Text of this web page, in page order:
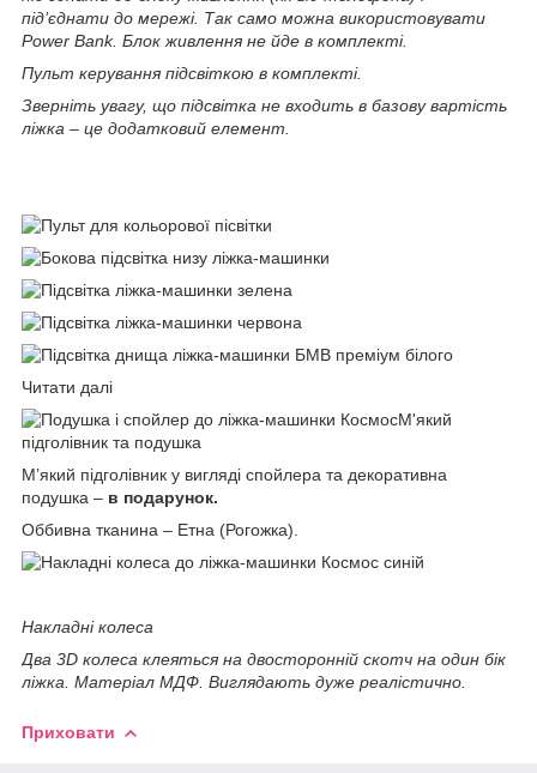
під’єднати до мережі. Так само можна використовувати
Power Bank. Блок живлення не йде в комплекті.
Пульт керування підсвіткою в комплекті.
Зверніть увагу, що підсвітка не входить в базову вартість
ліжка – це додатковий елемент.
Читати далі
М'який
підголівник та подушка
М’який підголівник у вигляді спойлера та декоративна
подушка – в подарунок.
Оббивна тканина – Етна (Рогожка).
Накладні колеса
Два 3D колеса клеяться на двосторонній скотч на один бік
ліжка. Матеріал МДФ. Виглядають дуже реалістично.
Приховати